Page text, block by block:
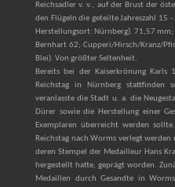
Reichsadler v. v., auf der Brust der
den Flügeln die geteilte Jahreszahl 15
Herstellungsort: Nürnberg). 71,57 mm;
Bernhart 62; Cupperi/Hirsch/Kranz/
Blei). Von größter Seltenheit.
Bereits bei der Kaiserkrönung Karls
Reichstag in Nürnberg stattfinden
veranlasste die Stadt u. a. die
Dürer sowie die Herstellung einer
Exemplaren überreicht werden
Reichstag nach Worms verlegt
deren Stempel der Medailleur Hans
hergestellt hatte, geprägt worden.
Medaillen durch Gesandte in